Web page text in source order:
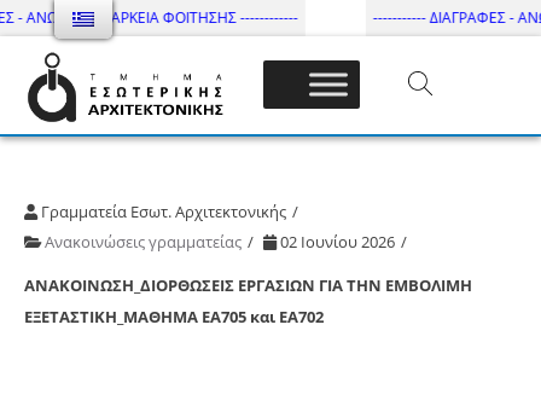
- ΑΝΩΤΑΤΗ ΔΙΑΡΚΕΙΑ ΦΟΙΤΗΣΗΣ ------------ ----------- ΔΙΑΓΡΑΦΕΣ -
Τμήμα Εσωτ. Αρχιτεκτονικής – ΔΙ.ΠΑ.Ε
Γραμματεία Εσωτ. Αρχιτεκτονικής
Ανακοινώσεις γραμματείας
02 Ιουνίου 2026
ΑΝΑΚΟΙΝΩΣΗ_ΔΙΟΡΘΩΣΕΙΣ ΕΡΓΑΣΙΩΝ ΓΙΑ ΤΗΝ ΕΜΒΟΛΙΜΗ
ΕΞΕΤΑΣΤΙΚΗ_ΜΑΘΗΜΑ ΕΑ705 και ΕΑ702